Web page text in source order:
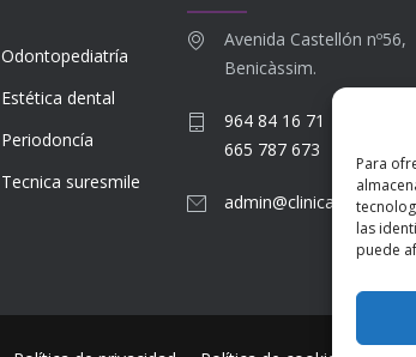
Para
las
puede
Odontopediatría
Estética dental
Periodoncía
Tecnica suresmile
Avenida Castellón nº56,
Benicàssim.
964 84 16 71
665 787 673